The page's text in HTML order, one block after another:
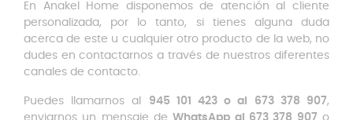
En Anakel Home disponemos de atención al cliente
personalizada, por lo tanto, si tienes alguna duda
acerca de este u cualquier otro producto de la web, no
dudes en contactarnos a través de nuestros diferentes
canales de contacto.
Puedes llamarnos al 945 101 423 o al 673 378 907,
enviarnos un mensaje deWhatsApp al 673 378 907 o